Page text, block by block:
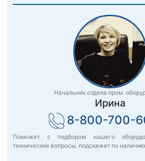
Начальник отдела пром.
Ирина
8-800-700-
Поможет с подбором нашего
технические вопросы, подскажет по